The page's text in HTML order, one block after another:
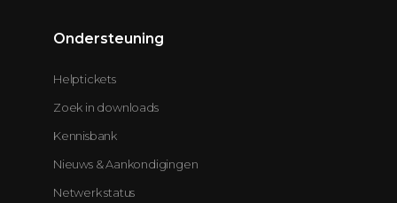
Ondersteuning
Helptickets
Zoek in downloads
Kennisbank
Nieuws & Aankondigingen
Netwerk status